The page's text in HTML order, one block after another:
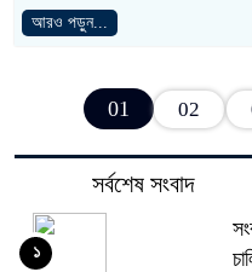
আরও পড়ুন...
01 02
সর্বশেষ সংবাদ
১